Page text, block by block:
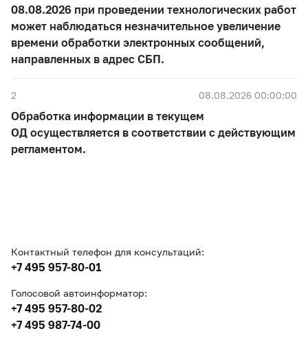
08.08.2026 при проведении технологических работ
может наблюдаться незначительное увеличение
времени обработки электронных сообщений,
направленных в адрес СБП.
2 08.08.2026 00:00:00
Обработка информации в текущем
ОД осуществляется в соответствии с действующим
регламентом.
Контактный телефон для консультаций:
+7 495 957-80-01
Голосовой автоинформатор:
+7 495 957-80-02
+7 495 987-74-00